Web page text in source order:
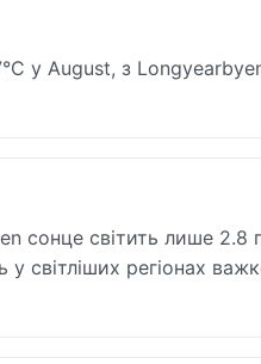
у August, з
сонце світить лише 2.8
у світліших регіонах